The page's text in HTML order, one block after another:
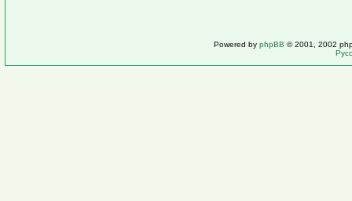
Powered by phpBB © 2001, 2002